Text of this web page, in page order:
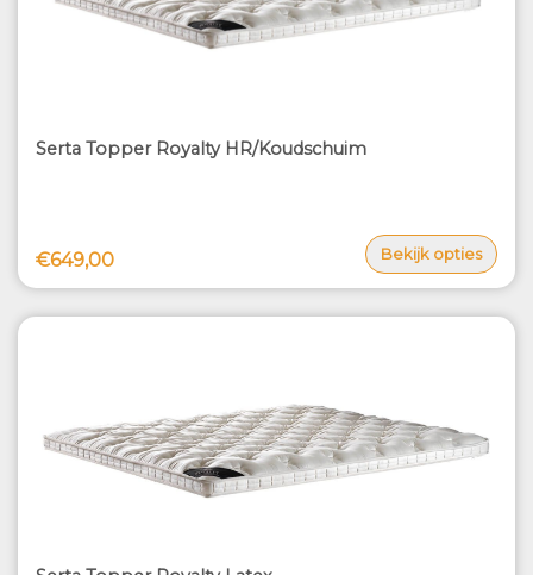
Serta Topper Royalty HR/Koudschuim
€649,00 Bekijk opties